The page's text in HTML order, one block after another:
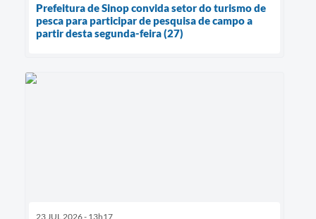
Prefeitura de Sinop convida setor do turismo de
pesca para participar de pesquisa de campo a
partir desta segunda-feira (27)
23 JUL 2026 - 13h17